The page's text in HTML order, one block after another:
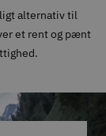
alternativ til
et rent og pænt